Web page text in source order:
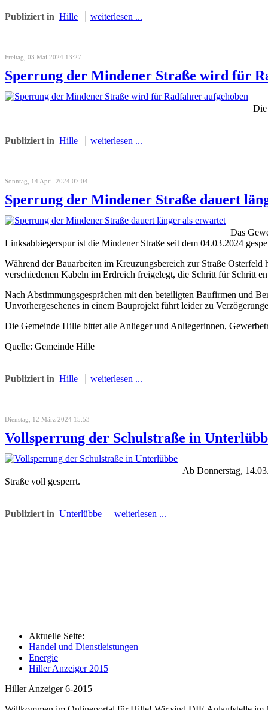
Publiziert in Hille weiterlesen ...
Freitag, 03 Mai 2024 13:27
Sperrung der Mindener Straße wird für
Die
Publiziert in Hille weiterlesen ...
Sonntag, 14 April 2024 07:04
Sperrung der Mindener Straße dauert
Das
Linksabbiegerspur ist die Mindener Straße seit dem 04.03.2024
Während der Bauarbeiten im Kreuzungsbereich zur Straße
verschiedenen Kabeln im Erdreich freigelegt, die Schritt für Schritt
Nach Abstimmungsgesprächen mit den beteiligten Baufirmen und
Unvorhergesehenes in einem Bauprojekt führt leider zu
Die Gemeinde Hille bittet alle Anlieger und Anliegerinnen,
Quelle: Gemeinde Hille
Publiziert in Hille weiterlesen ...
Dienstag, 12 März 2024 15:53
Vollsperrung der Schulstraße in
Ab Donnerstag,
Straße voll gesperrt.
Publiziert in Unterlübbe weiterlesen ...
Aktuelle Seite:
Handel und Dienstleistungen
Energie
Hiller Anzeiger 2015
Hiller Anzeiger 6-2015